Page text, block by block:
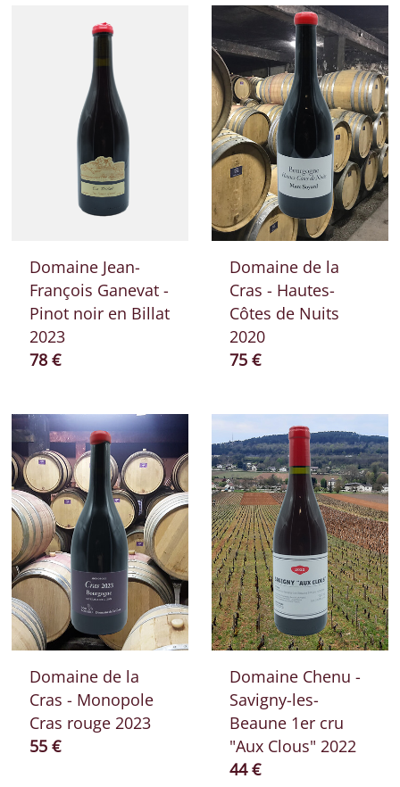
Domaine Jean-
François Ganevat -
Pinot noir en Billat
2023
Prix ​​actuel
78 €
Domaine de la
Cras - Hautes-
Côtes de Nuits
2020
Prix ​​actuel
75 €
Domaine de la
Cras - Monopole
Cras rouge 2023
Prix ​​actuel
55 €
Domaine Chenu -
Savigny-les-
Beaune 1er cru
"Aux Clous" 2022
Prix ​​actuel
44 €